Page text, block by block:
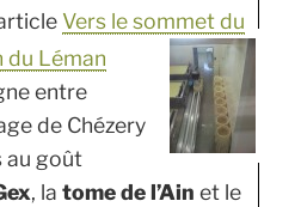
Vers le sommet du
du Léman
entre
de Chézery
au goût
, latome de l’Ain et le